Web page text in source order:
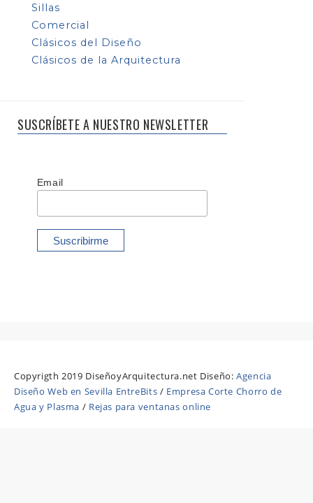
Sillas
Comercial
Clásicos del Diseño
Clásicos de la Arquitectura
SUSCRÍBETE A NUESTRO NEWSLETTER
Email
Copyrigth 2019 DiseñoyArquitectura.net Diseño:Agencia
Diseño Web en Sevilla EntreBits / Empresa Corte Chorro de
Agua y Plasma / Rejas para ventanas online